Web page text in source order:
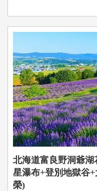
北海道富良野洞爺
星瀑布+登別地獄谷
榮)